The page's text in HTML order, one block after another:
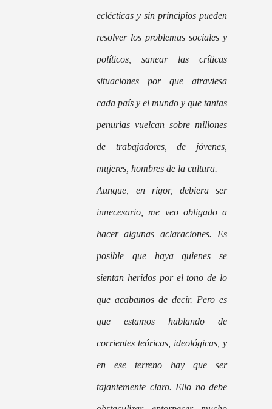
eclécticas y sin principios pueden
resolver los problemas sociales y
políticos, sanear las críticas
situaciones por que atraviesa
cada país y el mundo y que tantas
penurias vuelcan sobre millones
de trabajadores, de jóvenes,
mujeres, hombres de la cultura.
Aunque, en rigor, debiera ser
innecesario, me veo obligado a
hacer algunas aclaraciones. Es
posible que haya quienes se
sientan heridos por el tono de lo
que acabamos de decir. Pero es
que estamos hablando de
corrientes teóricas, ideológicas, y
en ese terreno hay que ser
tajantemente claro. Ello no debe